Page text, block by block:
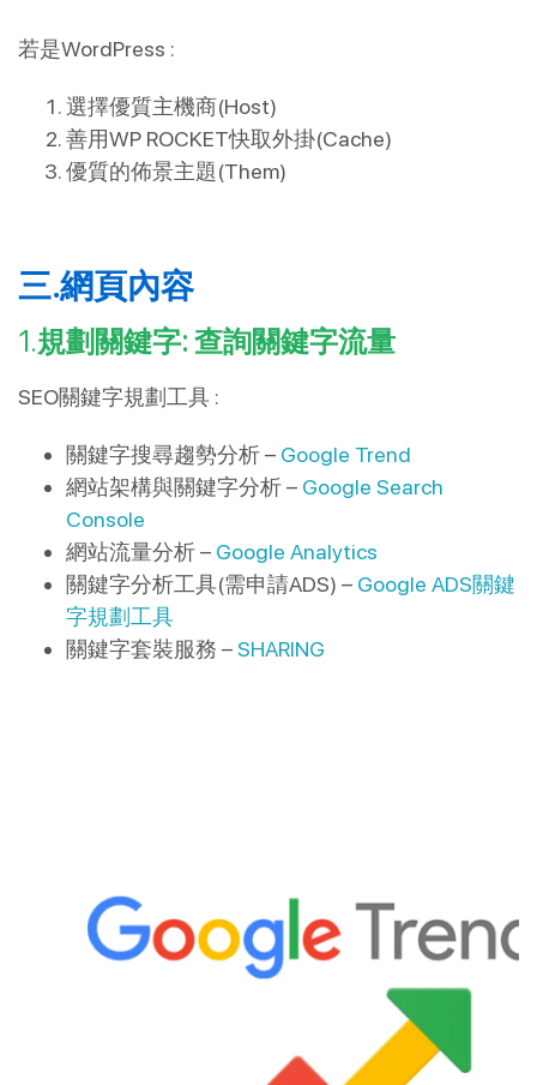
若是WordPress :
選擇優質主機商(Host)
善用WP ROCKET快取外掛(Cache)
優質的佈景主題(Them)
三.網頁內容
1.規劃關鍵字: 查詢關鍵字流量
SEO關鍵字規劃工具 :
關鍵字搜尋趨勢分析 – Google Trend
網站架構與關鍵字分析 – Google Search
Console
網站流量分析 – Google Analytics
關鍵字分析工具(需申請ADS) – Google ADS關鍵
字規劃工具
關鍵字套裝服務 –SHARING